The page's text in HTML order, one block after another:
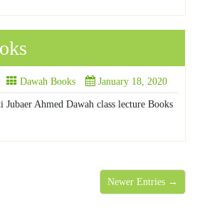
Dawah Books January 18, 2020
Ahmed Dawah class lecture Books
Newer Entries →